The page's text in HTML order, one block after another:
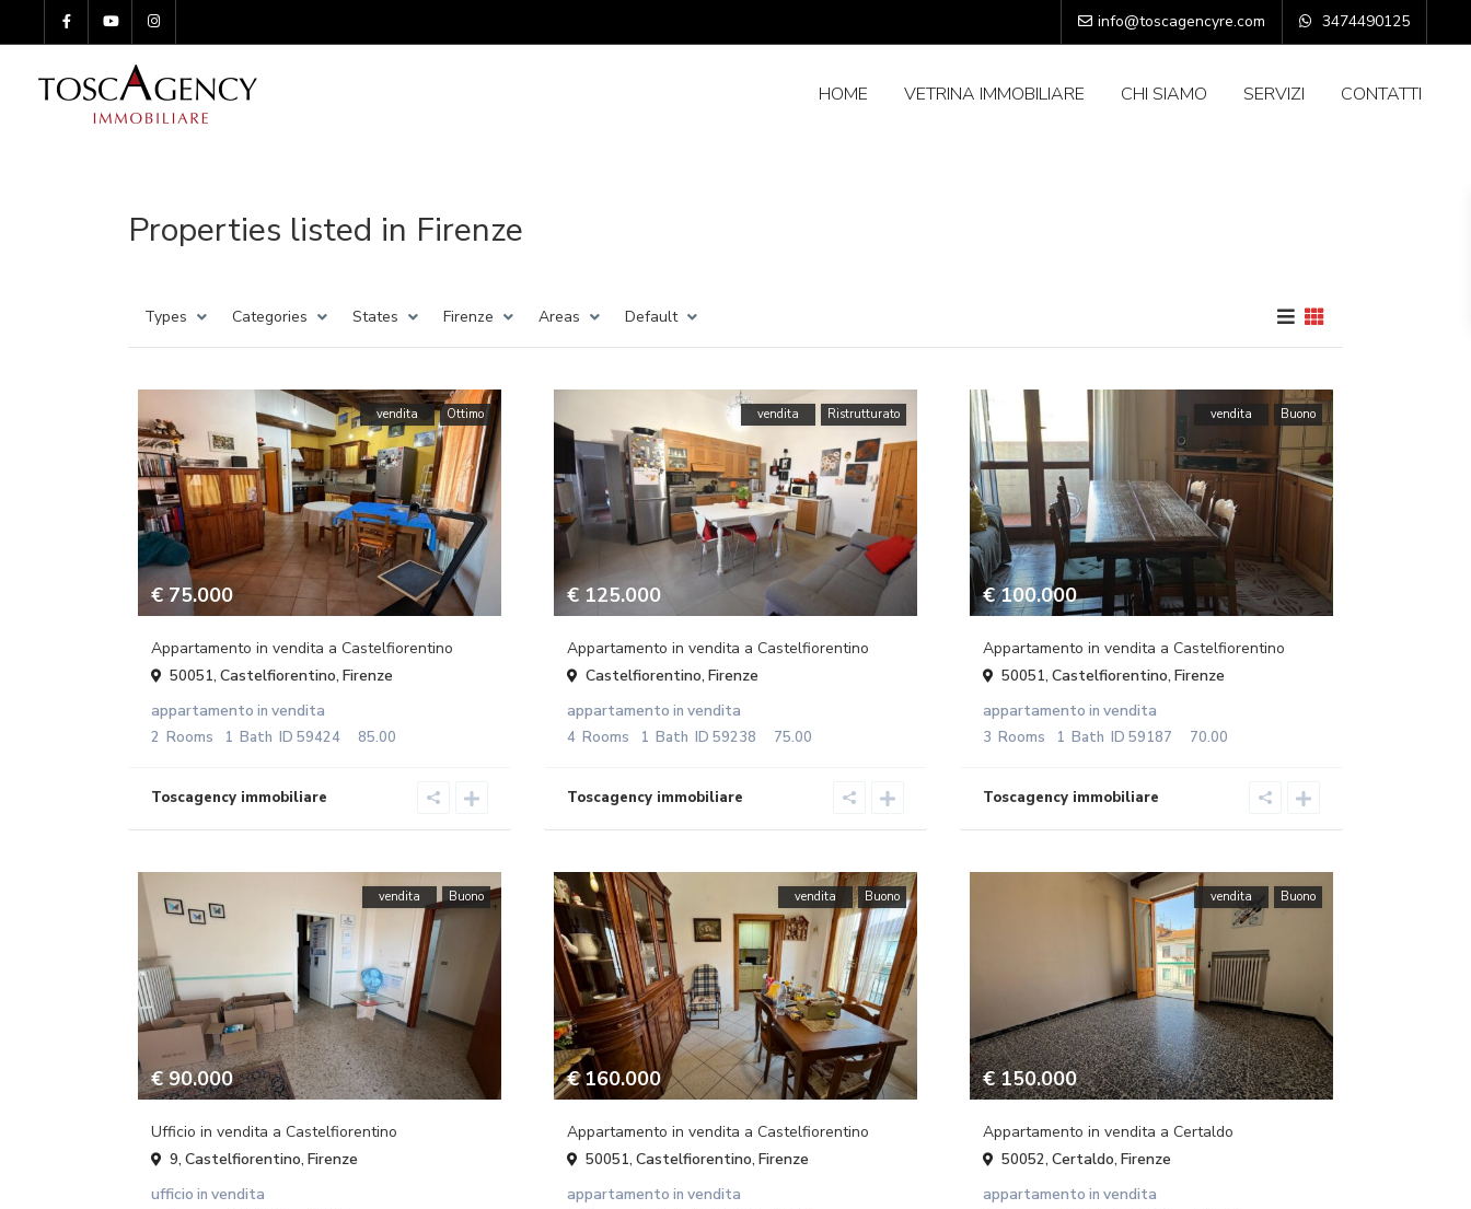
info@toscagencyre.com 3474490125
HOME VETRINA IMMOBILIARE CHI SIAMO SERVIZI CONTATTI
Properties listed in Firenze
Types Categories States Firenze Areas Default
€ 75.000
vendita Ottimo
Appartamento in vendita a Castelfiorentino
50051, Castelfiorentino, Firenze
appartamento in vendita
2 Rooms 1 Bath ID 59424 85.00
€ 125.000
vendita Ristrutturato
Appartamento in vendita a Castelfiorentino
Castelfiorentino, Firenze
appartamento in vendita
4 Rooms 1 Bath ID 59238 75.00
€ 100.000
vendita Buono
Appartamento in vendita a Castelfiorentino
50051, Castelfiorentino, Firenze
appartamento in vendita
3 Rooms 1 Bath ID 59187 70.00
€ 90.000
vendita Buono
Ufficio in vendita a Castelfiorentino
9, Castelfiorentino, Firenze
ufficio in vendita
€ 160.000
vendita Buono
Appartamento in vendita a Castelfiorentino
50051, Castelfiorentino, Firenze
appartamento in vendita
€ 150.000
vendita Buono
Appartamento in vendita a Certaldo
50052, Certaldo, Firenze
appartamento in vendita